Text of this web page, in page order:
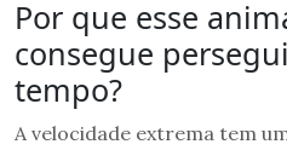
Por que esse
consegue
tempo?
A velocidade extrema tem